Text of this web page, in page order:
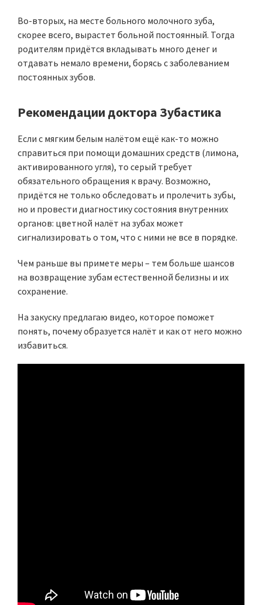
Во-вторых, на месте больного молочного зуба,
скорее всего, вырастет больной постоянный. Тогда
родителям придётся вкладывать много денег и
отдавать немало времени, борясь с заболеванием
постоянных зубов.
Рекомендации доктора Зубастика
Если с мягким белым налётом ещё как-то можно
справиться при помощи домашних средств (лимона,
активированного угля), то серый требует
обязательного обращения к врачу. Возможно,
придётся не только обследовать и пролечить зубы,
но и провести диагностику состояния внутренних
органов: цветной налёт на зубах может
сигнализировать о том, что с ними не все в порядке.
Чем раньше вы примете меры – тем больше шансов
на возвращение зубам естественной белизны и их
сохранение.
На закуску предлагаю видео, которое поможет
понять, почему образуется налёт и как от него можно
избавиться.